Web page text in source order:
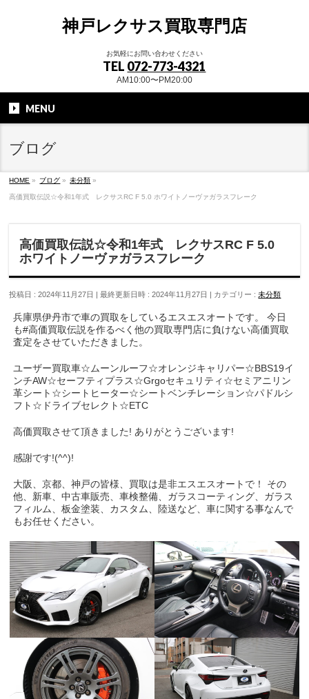
神戸レクサス買取専門店
お気軽にお問い合わせください
TEL 072-773-4321
AM10:00〜PM20:00
MENU
ブログ
HOME » ブログ » 未分類 »
高価買取伝説☆令和1年式 レクサスRC F 5.0 ホワイトノーヴァガラスフレーク
高価買取伝説☆令和1年式 レクサスRC F 5.0
ホワイトノーヴァガラスフレーク
投稿日 : 2024年11月27日 最終更新日時 : 2024年11月27日 カテゴリー :未分類
兵庫県伊丹市で車の買取をしているエスエスオートです。 今日
も#高価買取伝説を作るべく他の買取専門店に負けない高価買取
査定をさせていただきました。
ユーザー買取車☆ムーンルーフ☆オレンジキャリパー☆BBS19イ
ンチAW☆セーフティプラス☆Grgoセキュリティ☆セミアニリン
革シート☆シートヒーター☆シートベンチレーション☆パドルシ
フト☆ドライブセレクト☆ETC
高価買取させて頂きました! ありがとうございます!
感謝です!(^^)!
大阪、京都、神戸の皆様、買取は是非エスエスオートで！ その
他、新車、中古車販売、車検整備、ガラスコーティング、ガラス
フィルム、板金塗装、カスタム、陸送など、車に関する事なんで
もお任せください。